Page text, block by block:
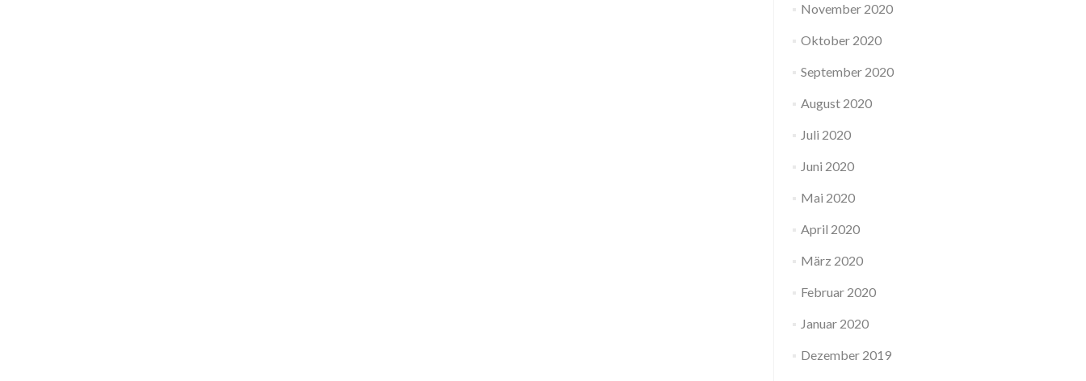
November 2020
Oktober 2020
September 2020
August 2020
Juli 2020
Juni 2020
Mai 2020
April 2020
März 2020
Februar 2020
Januar 2020
Dezember 2019